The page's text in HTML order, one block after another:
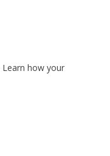
Learn how your